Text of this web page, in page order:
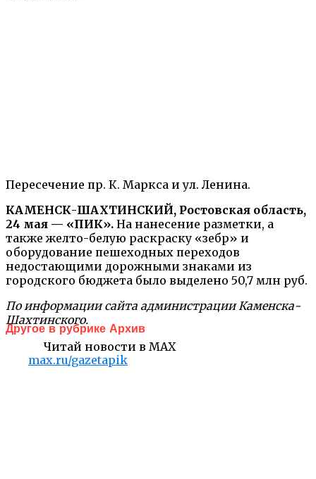
Пересечение пр. К. Маркса и ул. Ленина.
КАМЕНСК-ШАХТИНСКИЙ, Ростовская область,
24 мая — «ПИК». На нанесение разметки, а
также желто-белую раскраску «зебр» и
оборудование пешеходных переходов
недостающими дорожными знаками из
городского бюджета было выделено 50,7 млн руб.
По информации сайта администрации Каменска-
Шахтинского.
Читай новости в MAX
max.ru/gazetapik
Другое в рубрике Архив